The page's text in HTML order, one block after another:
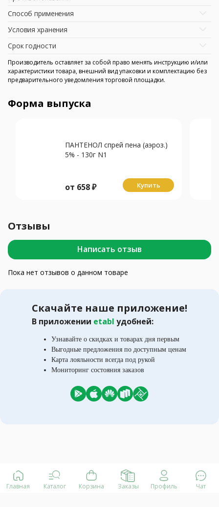
Способ применения
Условия хранения
Срок годности
Производитель оставляет за собой право менять инструкцию и/или
характеристики товара, внешний вид упаковки и комплектацию без
предварительного уведомления торговой площадки.
Форма выпуска
ПАНТЕНОЛ спрей пена (аэроз.)
5% - 130г N1
от 658₽ Купить
Отзывы
Написать отзыв
Пока нет отзывов о данном товаре
Скачайте наше приложение!
В приложении etabl удобней:
Узнавайте о скидках и товарах дня первым
Выгодные предложения по доступным ценам
Карта лояльности всегда под рукой
Мониторинг состояния заказов
Главная Каталог Корзина Заказы Профиль Чат